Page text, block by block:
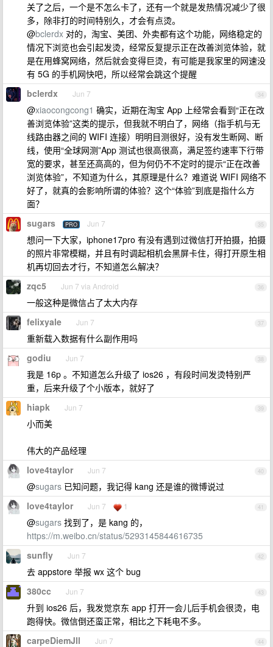
关了之后，一个是不怎么卡了，还有一个就是发热情况减少了很
多，除非打的时间特别久，才会有点烫。
@bclerdx 对的，淘宝、美团、外卖都有这个功能，网络稳定的
情况下浏览也会引起发烫，经常反复提示正在改善浏览体验，就
是在用蜂窝网络，然后就会变得巨烫，有可能是我家里的网速没
有 5G 的手机网快吧，所以经常会跳这个提醒
34
bclerdx Jun 7
@xiaocongcong1 确实，近期在淘宝 App 上经常会看到“正在改
善浏览体验”这类的提示，但我就不明白了，网络（指手机与无
线路由器之间的 WIFI 连接）明明目测很好，没有发生断网、断
线，使用“全球网测”App 测试也很高很高，满足签约速率下行带
宽的要求，甚至还高高的，但为何仍不不定时的提示“正在改善
浏览体验”，不知道为什么，其原理是什么？难道说 WIFI 网络不
好了，就真的会影响所谓的体验？这个“体验”到底是指什么方
面？
35
sugars PRO Jun 7
想问一下大家，iphone17pro 有没有遇到过微信打开拍摄，拍摄
的照片非常模糊，并且有时调起相机会黑屏卡住，得打开原生相
机再切回去才行，不知道怎么解决？
36
zqc5 Jun 7 via Android
一般这种是微信占了太大内存
37
felixyale Jun 7
重新载入数据有什么副作用吗
38
godiu Jun 7
我是 16p 。不知道怎么升级了 ios26 ，有段时间发烫特别严
重，后来升级了个小版本，就好了
39
hiapk Jun 7
小而美
伟大的产品经理
40
love4taylor Jun 7
@sugars 已知问题，我记得 kang 还是谁的微博说过
41
love4taylor Jun 7 1
@sugars 找到了，是 kang 的，
https://m.weibo.cn/status/5293145844616735
42
sunfly Jun 7
去 appstore 举报 wx 这个 bug
43
380cc Jun 7
升到 ios26 后，我发觉京东 app 打开一会儿后手机会很烫，电
跑得快。微信倒还蛮正常，相比之下耗电不多。
44
carpeDiemJll Jun 7